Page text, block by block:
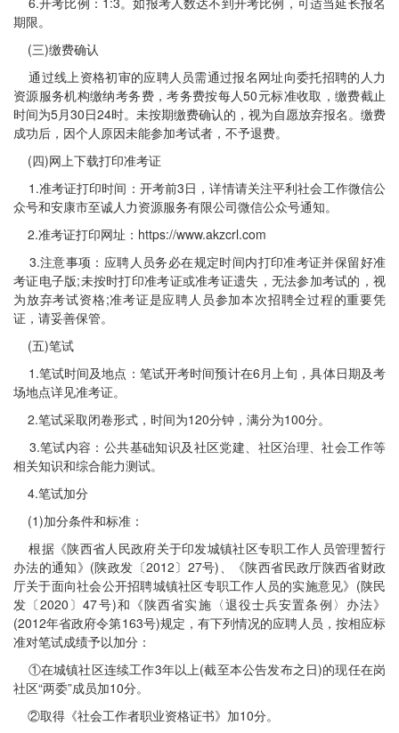
期限。
(三)缴费确认
通过线上资格初审的应聘人员需通过报名网址向委托招聘的人力
资源服务机构缴纳考务费，考务费按每人50元标准收取，缴费截止
时间为5月30日24时。未按期缴费确认的，视为自愿放弃报名。缴费
成功后，因个人原因未能参加考试者，不予退费。
(四)网上下载打印准考证
1.准考证打印时间：开考前3日，详情请关注平利社会工作微信公
众号和安康市至诚人力资源服务有限公司微信公众号通知。
2.准考证打印网址：https://www.akzcrl.com
3.注意事项：应聘人员务必在规定时间内打印准考证并保留好准
考证电子版;未按时打印准考证或准考证遗失，无法参加考试的，视
为放弃考试资格;准考证是应聘人员参加本次招聘全过程的重要凭
证，请妥善保管。
(五)笔试
1.笔试时间及地点：笔试开考时间预计在6月上旬，具体日期及考
场地点详见准考证。
2.笔试采取闭卷形式，时间为120分钟，满分为100分。
3.笔试内容：公共基础知识及社区党建、社区治理、社会工作等
相关知识和综合能力测试。
4.笔试加分
(1)加分条件和标准：
根据《陕西省人民政府关于印发城镇社区专职工作人员管理暂行
办法的通知》(陕政发〔2012〕27号)、《陕西省民政厅陕西省财政
厅关于面向社会公开招聘城镇社区专职工作人员的实施意见》(陕民
发〔2020〕47号)和《陕西省实施〈退役士兵安置条例〉办法》
(2012年省政府令第163号)规定，有下列情况的应聘人员，按相应标
准对笔试成绩予以加分：
①在城镇社区连续工作3年以上(截至本公告发布之日)的现任在岗
社区“两委”成员加10分。
②取得《社会工作者职业资格证书》加10分。